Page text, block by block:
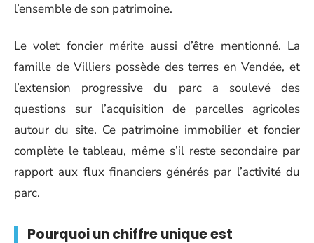
l’ensemble de son patrimoine.
Le volet foncier mérite aussi d’être mentionné. La
famille de Villiers possède des terres en Vendée, et
l’extension progressive du parc a soulevé des
questions sur l’acquisition de parcelles agricoles
autour du site. Ce patrimoine immobilier et foncier
complète le tableau, même s’il reste secondaire par
rapport aux flux financiers générés par l’activité du
parc.
Pourquoi un chiffre unique est